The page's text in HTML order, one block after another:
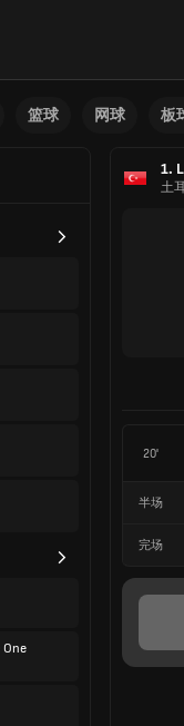
篮球 网球 板
One
1.
土
20'
半场
完场